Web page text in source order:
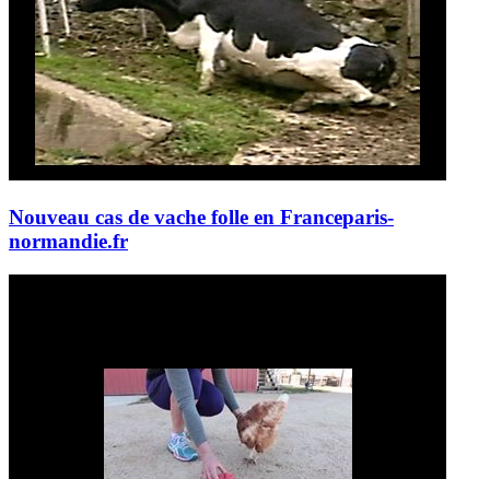
Nouveau cas de vache folle en Franceparis-
normandie.fr